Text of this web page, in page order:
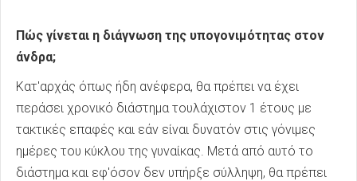
Πώς γίνεται η διάγνωση της υπογονιμότητας στον
άνδρα;
Κατ'αρχάς όπως ήδη ανέφερα, θα πρέπει να έχει
περάσει χρονικό διάστημα τουλάχιστον 1 έτους με
τακτικές επαφές και εάν είναι δυνατόν στις γόνιμες
ημέρες του κύκλου της γυναίκας. Μετά από αυτό το
διάστημα και εφ'όσον δεν υπήρξε σύλληψη, θα πρέπει